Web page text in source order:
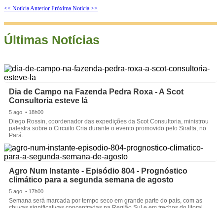
<< Notícia Anterior Próxima Notícia >>
Últimas Notícias
Dia de Campo na Fazenda Pedra Roxa - A Scot
Consultoria esteve lá
5 ago. • 18h00
Diego Rossin, coordenador das expedições da Scot Consultoria, ministrou
palestra sobre o Circuito Cria durante o evento promovido pelo Siralta, no
Pará.
Agro Num Instante - Episódio 804 - Prognóstico
climático para a segunda semana de agosto
5 ago. • 17h00
Semana será marcada por tempo seco em grande parte do país, com as